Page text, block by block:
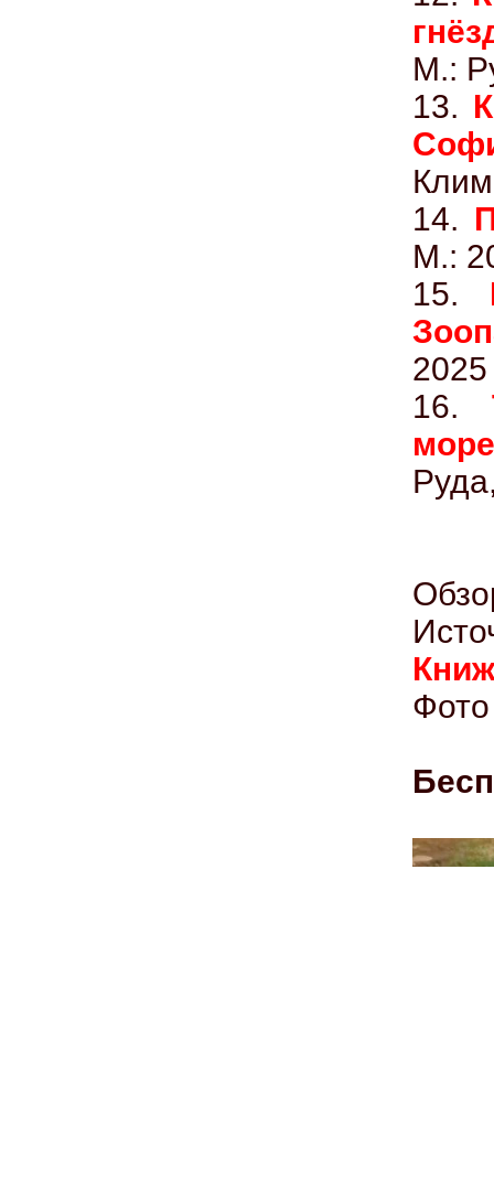
М.:
13.
14.
М.:
15.
2025
16.